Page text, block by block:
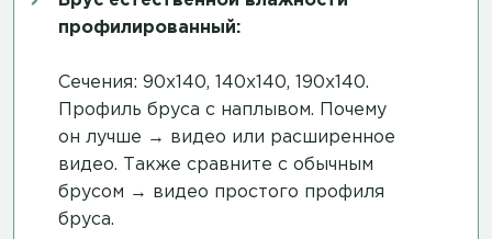
профилированный:
Сечения: 90х140, 140х140, 190х140.
Профиль бруса с наплывом. Почему
он лучше → видео или расширенное
видео. Также сравните с обычным
брусом → видео простого профиля
бруса.